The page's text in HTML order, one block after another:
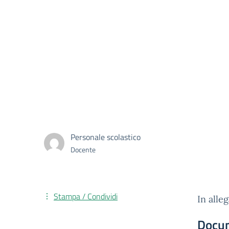
Personale scolastico
Docente
In
Stampa / Condividi